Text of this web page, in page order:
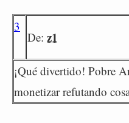
3
De: z1
¡Qué divertido! Pobre
monetizar refutando